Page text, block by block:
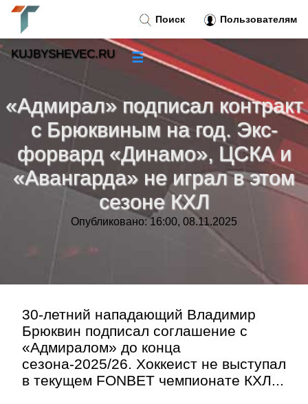
«Адмирал» подписал контракт
с Брюквиным на год. Экс-
форвард «Динамо», ЦСКА и
«Авангарда» не играл в этом
сезоне КХЛ
Опубликовано: 16:00, 08.11.2025
30-летний нападающий Владимир
Брюквин подписал соглашение с
«Адмиралом» до конца
сезона-2025/26. Хоккеист не выступал
в текущем FONBET чемпионате КХЛ...
Поиск Пользователям
KUJBYSHEVEC.RU ☰
Новости
Тренды новостей»
Рубрики»